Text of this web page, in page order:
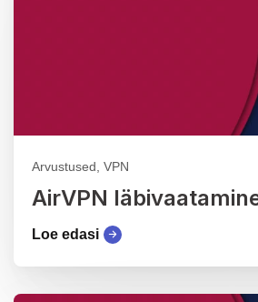
Arvustused, VPN
AirVPN
Loe edasi